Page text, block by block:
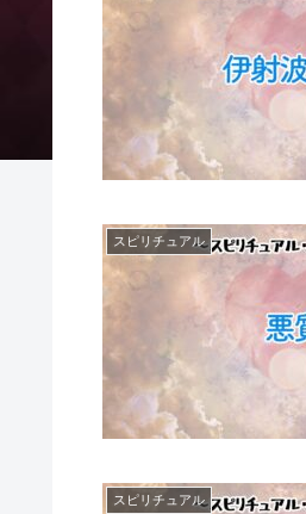
スピリチュアル
スピリチュアル